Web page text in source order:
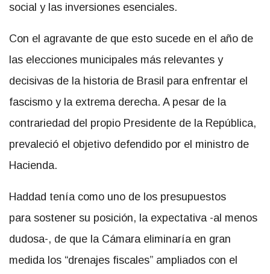
social y las inversiones esenciales.
Con el agravante de que esto sucede en el año de
las elecciones municipales más relevantes y
decisivas de la historia de Brasil para enfrentar el
fascismo y la extrema derecha. A pesar de la
contrariedad del propio Presidente de la República,
prevaleció el objetivo defendido por el ministro de
Hacienda.
Haddad tenía como uno de los presupuestos
para sostener su posición, la expectativa -al menos
dudosa-, de que la Cámara eliminaría en gran
medida los “drenajes fiscales” ampliados con el